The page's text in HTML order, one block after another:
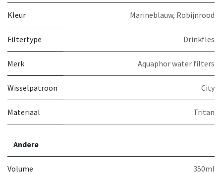
Kleur Marineblauw, Robijnrood
Filtertype Drinkfles
Merk Aquaphor water filters
Wisselpatroon City
Materiaal Tritan
Andere
Volume 350ml